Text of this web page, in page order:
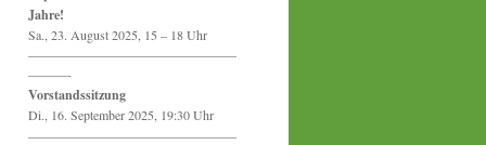
Jahre!
Sa., 23. August 2025, 15 – 18 Uhr
————————————————
———-
Vorstandssitzung
Di., 16. September 2025, 19:30 Uhr
————————————————